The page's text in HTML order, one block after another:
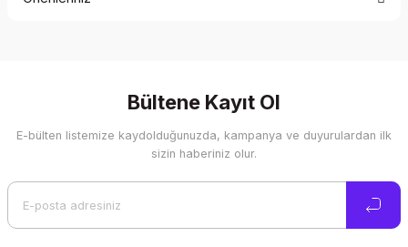
Görüş ve önerileriniz için teşekkür ederiz.
Ürün resmi kalitesiz, bozuk veya görüntülenemiyor.
Bültene Kayıt Ol
E-bülten listemize kaydolduğunuzda, kampanya ve duyurulardan ilk
sizin haberiniz olur.